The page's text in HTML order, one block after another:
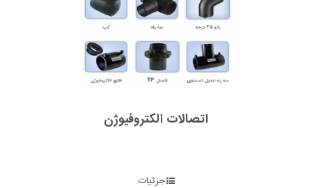
اتصالات الکتروفیوژن
جزئیات